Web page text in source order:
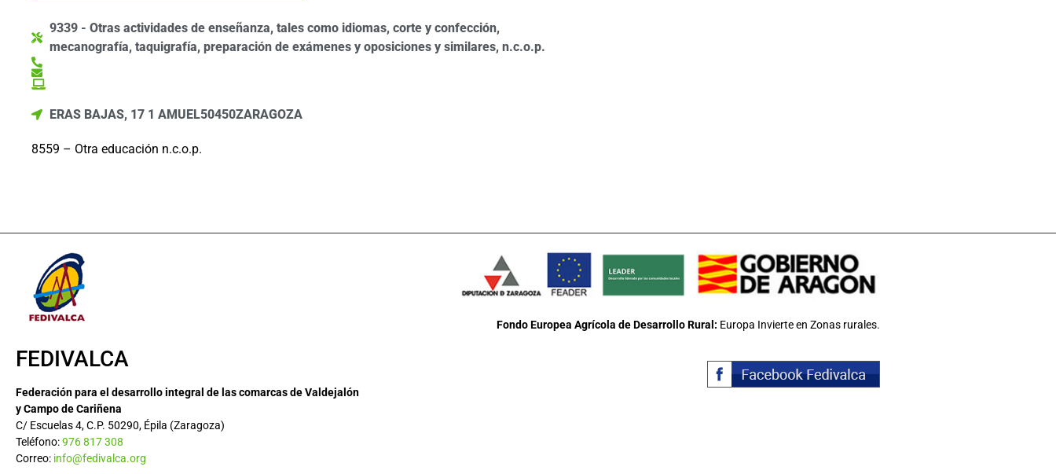
9339 - Otras actividades de enseñanza, tales como idiomas, corte y confección,
mecanografía, taquigrafía, preparación de exámenes y oposiciones y similares, n.c.o.p.
ERAS BAJAS, 17 1 AMUEL50450ZARAGOZA
8559 – Otra educación n.c.o.p.
FEDIVALCA
Federación para el desarrollo integral de las comarcas de Valdejalón
y Campo de Cariñena
C/ Escuelas 4, C.P. 50290, Épila (Zaragoza)
Teléfono:976 817 308
Correo: info@fedivalca.org
Fondo Europea Agrícola de Desarrollo Rural: Europa Invierte en Zonas rurales.